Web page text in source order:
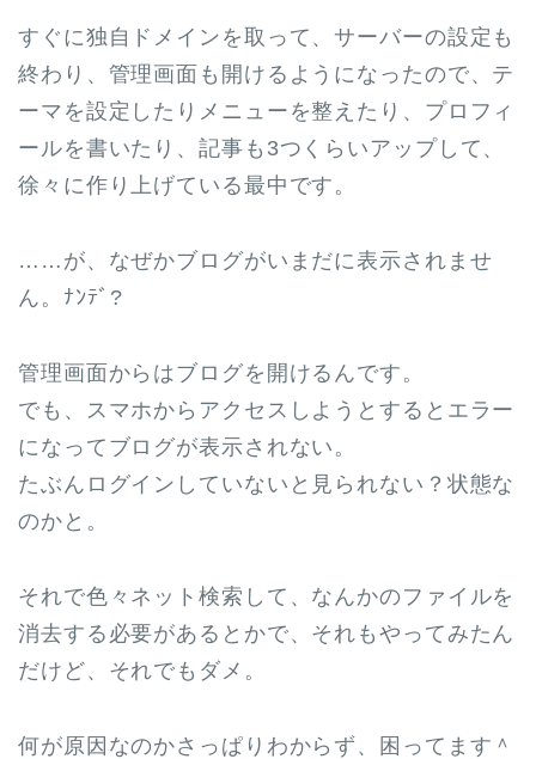
すぐに独自ドメインを取って、サーバーの設定も
終わり、管理画面も開けるようになったので、テ
ーマを設定したりメニューを整えたり、プロフィ
ールを書いたり、記事も3つくらいアップして、
徐々に作り上げている最中です。
……が、なぜかブログがいまだに表示されませ
ん。ﾅﾝﾃﾞ?
管理画面からはブログを開けるんです。
でも、スマホからアクセスしようとするとエラー
になってブログが表示されない。
たぶんログインしていないと見られない？状態な
のかと。
それで色々ネット検索して、なんかのファイルを
消去する必要があるとかで、それもやってみたん
だけど、それでもダメ。
何が原因なのかさっぱりわからず、困ってます＾